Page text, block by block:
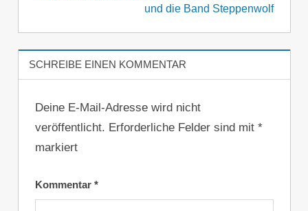
und die Band Steppenwolf
SCHREIBE EINEN KOMMENTAR
Deine E-Mail-Adresse wird nicht
veröffentlicht. Erforderliche Felder sind mit *
markiert
Kommentar *